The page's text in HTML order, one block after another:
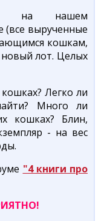
на нашем
(все вырученные
кошкам,
лот. Целых
Легко ли
Много ли
кошках? Блин,
- на вес
"4 книги про